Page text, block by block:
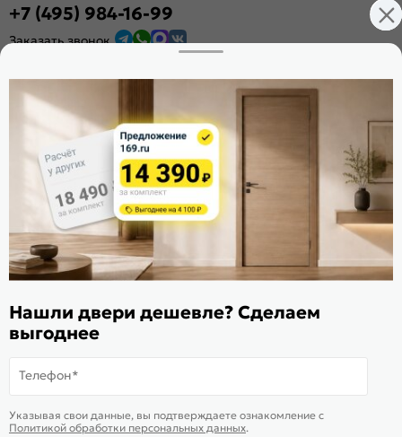
Подобрать аналог Смотреть похожие
Товар раскупили
+7 (495) 984-16-99
Заказать звонок
Расскажите о нас
Поделиться
ИКС 1340
© 2010—2026 Склад Дверей 169.RU
Политика обработки персональных данных
Нашли двери дешевле? Сделаем
выгоднее
Телефон*
Указывая свои данные, вы подтверждаете ознакомление c
Политикой обработки персональных данных.